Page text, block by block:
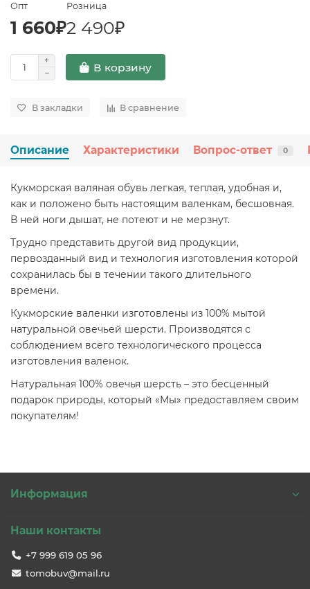
Опт
1 660₽
Розница
2 490₽
В корзину
В закладки В сравнение
Описание Характеристики Вопрос-ответ 0
Кукморская валяная обувь легкая, теплая, удобная и,
как и положено быть настоящим валенкам, бесшовная.
В ней ноги дышат, не потеют и не мерзнут.
Трудно представить другой вид продукции,
первозданный вид и технология изготовления которой
сохранилась бы в течении такого длительного
времени.
Кукморские валенки изготовлены из 100% мытой
натуральной овечьей шерсти. Производятся с
соблюдением всего технологического процесса
изготовления валенок.
Натуральная 100% овечья шерсть – это бесценный
подарок природы, который «Мы» предоставляем своим
покупателям!
Информация
Наши контакты
+7 999 619 05 96
tomobuv@mail.ru